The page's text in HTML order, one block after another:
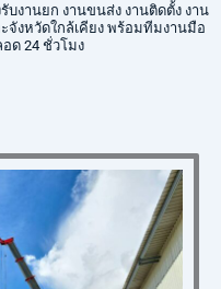
บงานยก งานขนส่ง งานติดตั้ง งาน
จังหวัดใกล้เคียง พร้อมทีมงานมือ
ด 24 ชั่วโมง